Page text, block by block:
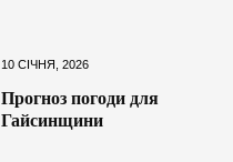
10 СІЧНЯ, 2026
Прогноз погоди для
Гайсинщини